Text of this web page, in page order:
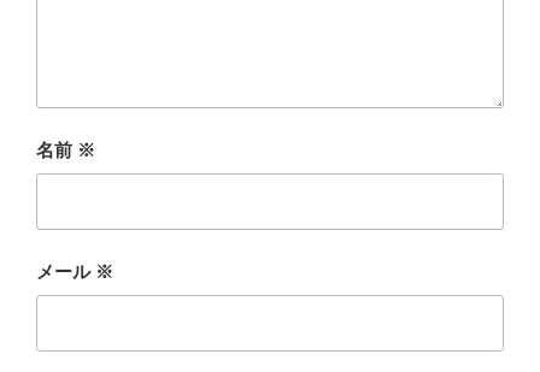
名前 ※
メール ※